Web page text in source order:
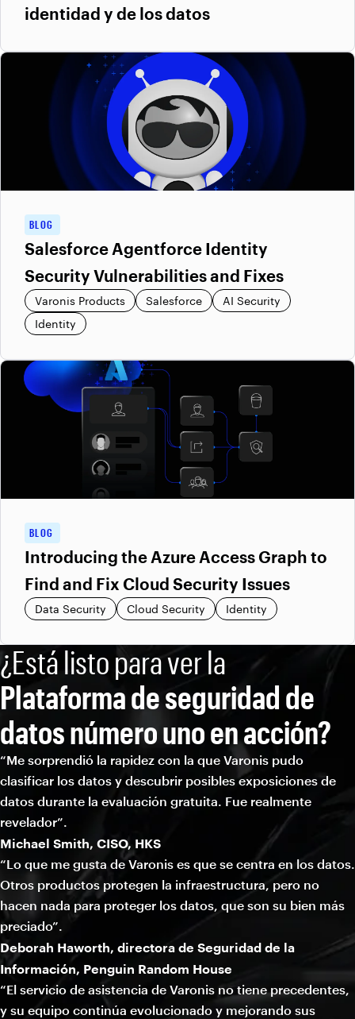
identidad y de los datos
BLOG
Salesforce Agentforce Identity
Security Vulnerabilities and Fixes
Varonis Products Salesforce
AI Security
Identity
BLOG
Introducing the Azure Access Graph to
Find and Fix Cloud Security Issues
Data Security Cloud Security Identity
¿Está listo para ver la
Plataforma de seguridad de
datos número uno en acción?
“Me sorprendió la rapidez con la que Varonis pudo
clasificar los datos y descubrir posibles exposiciones de
datos durante la evaluación gratuita. Fue realmente
revelador”.
Michael Smith, CISO, HKS
“Lo que me gusta de Varonis es que se centra en los datos.
Otros productos protegen la infraestructura, pero no
hacen nada para proteger los datos, que son su bien más
preciado”.
Deborah Haworth, directora de Seguridad de la
Información, Penguin Random House
“El servicio de asistencia de Varonis no tiene precedentes,
y su equipo continúa evolucionado y mejorando sus